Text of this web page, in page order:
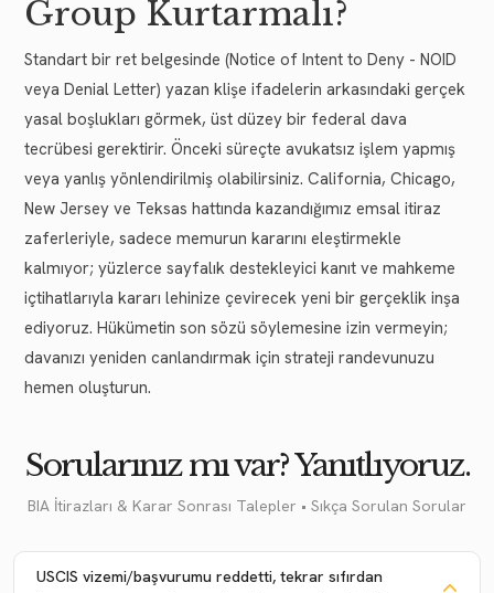
Group Kurtarmalı?
Standart bir ret belgesinde (Notice of Intent to Deny - NOID
veya Denial Letter) yazan klişe ifadelerin arkasındaki gerçek
yasal boşlukları görmek, üst düzey bir federal dava
tecrübesi gerektirir. Önceki süreçte avukatsız işlem yapmış
veya yanlış yönlendirilmiş olabilirsiniz. California, Chicago,
New Jersey ve Teksas hattında kazandığımız emsal itiraz
zaferleriyle, sadece memurun kararını eleştirmekle
kalmıyor; yüzlerce sayfalık destekleyici kanıt ve mahkeme
içtihatlarıyla kararı lehinize çevirecek yeni bir gerçeklik inşa
ediyoruz. Hükümetin son sözü söylemesine izin vermeyin;
davanızı yeniden canlandırmak için strateji randevunuzu
hemen oluşturun.
Sorularınız mı var? Yanıtlıyoruz.
BIA İtirazları & Karar Sonrası Talepler • Sıkça Sorulan Sorular
USCIS vizemi/başvurumu reddetti, tekrar sıfırdan